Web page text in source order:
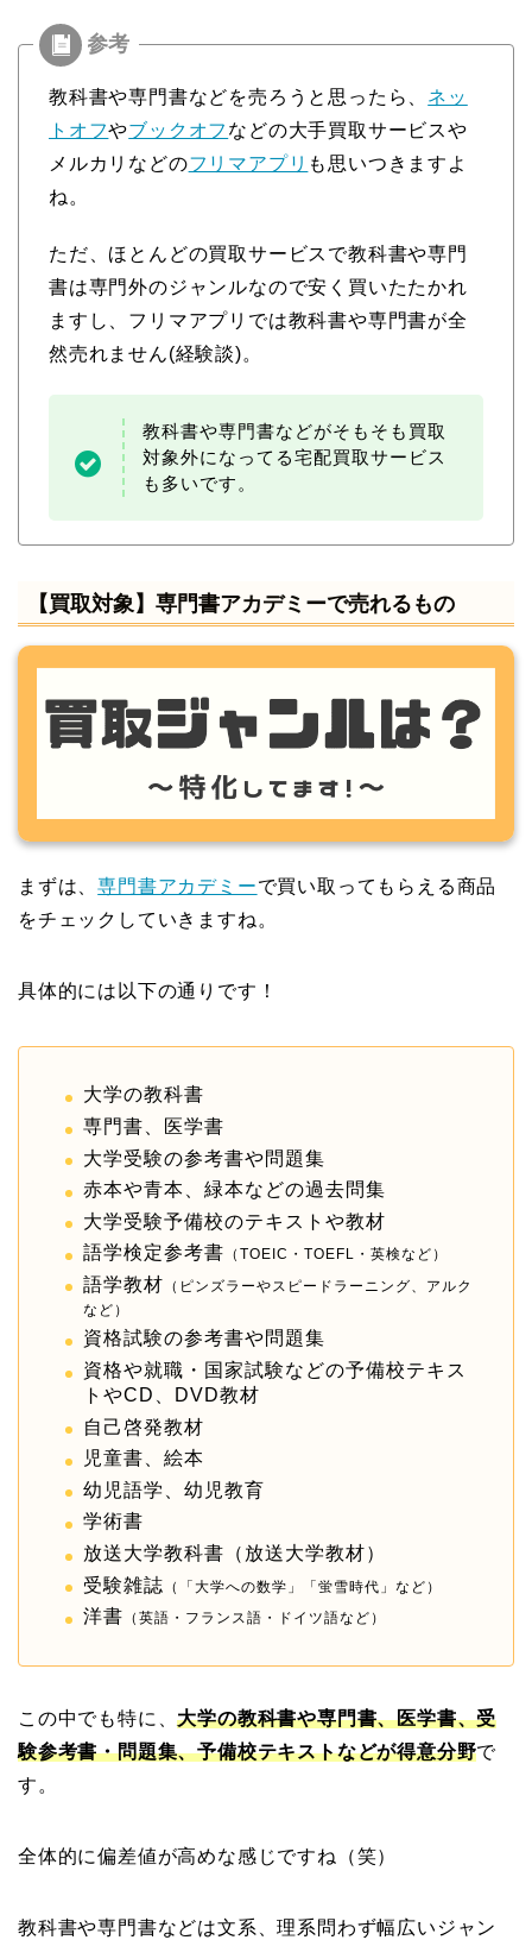
教科書や専門書などを売ろうと思ったら、 ネッ
トオフやブックオフ などの大手買取サービスや
メルカリなどのフリマアプリ も思いつきますよ
ね。
ただ、ほとんどの買取サービスで教科書や専門
書は専門外のジャンルなので安く買いたたかれ
ますし、フリマアプリでは教科書や専門書が全
然売れません(経験談)。
教科書や専門書などがそもそも買取
対象外になってる宅配買取サービス
も多いです。
【買取対象】専門書アカデミーで売れるもの
まずは、専門書アカデミーで買い取ってもらえる商品
をチェックしていきますね。
具体的には以下の通りです！
大学の教科書
専門書、医学書
大学受験の参考書や問題集
赤本や青本、緑本などの過去問集
大学受験予備校のテキストや教材
語学検定参考書 （TOEIC・TOEFL・英検など）
語学教材 （ピンズラーやスピードラーニング、アルク
など）
資格試験の参考書や問題集
資格や就職・国家試験などの予備校テキス
トやCD、DVD教材
自己啓発教材
児童書、絵本
幼児語学、幼児教育
学術書
放送大学教科書（放送大学教材）
受験雑誌 （「大学への数学」「蛍雪時代」など）
洋書 （英語・フランス語・ドイツ語など）
この中でも特に、大学の教科書や専門書、医学書、受
験参考書・問題集、予備校テキストなどが得意分野で
す。
全体的に偏差値が高めな感じですね（笑）
教科書や専門書などは文系、理系問わず幅広いジャン